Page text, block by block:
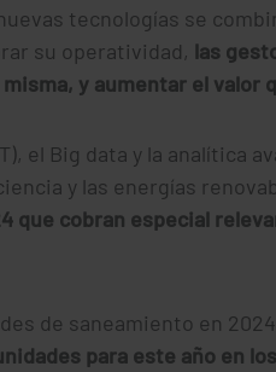
tecnologías se
su operatividad, las
y aumentar el valor
el Big data y la analítica
y las energías
que cobran especial
de saneamiento en
para este año en